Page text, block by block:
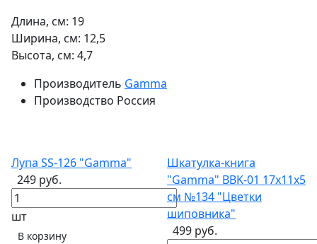
Длина, см: 19
Ширина, см: 12,5
Высота, см: 4,7
Производитель Gamma
Производство Россия
Лупа SS-126 "Gamma"
249 руб.
шт
В корзину
Шкатулка-книга
"Gamma" BBK-01 17х11х5
см №134 "Цветки
шиповника"
499 руб.